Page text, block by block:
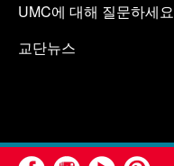
UMC에 대해 질문하세요
교단뉴스